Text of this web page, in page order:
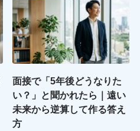
面接で「5年後どうなりた
い？」と聞かれたら｜遠い
未来から逆算して作る答え
方